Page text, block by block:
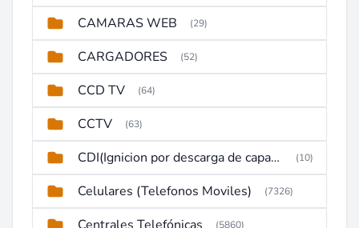
CAMARAS WEB (29)
CARGADORES (52)
CCD TV (64)
CCTV (63)
CDI(Ignicion por descarga de capacitor) (10)
Celulares (Telefonos Moviles) (7326)
(5860)